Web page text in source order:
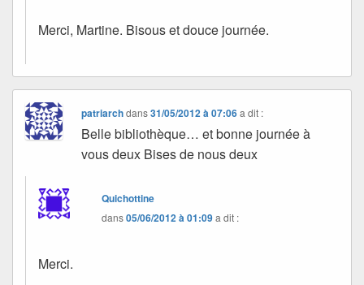
Merci, Martine. Bisous et douce journée.
patriarchdans31/05/2012 à 07:06 a dit :
Belle bibliothèque… et bonne journée à
vous deux Bises de nous deux
Quichottine
dans05/06/2012 à 01:09a dit :
Merci.